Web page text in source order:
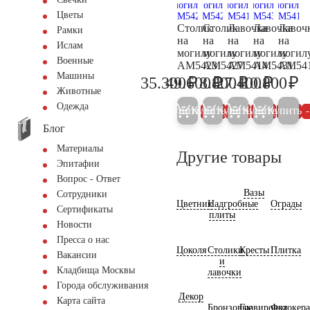
Цветы
Рамки
Ислам
Военные
Машины
Животные
Одежда
Блог
Материалы
Эпитафии
Вопрос - Ответ
Сотрудники
Сертификаты
Новости
Пресса о нас
Вакансии
Кладбища Москвы
Города обслуживания
Карта сайта
Столик
на
могилу
AM5423
37.200
35.300₽
Купить 5%
Столик
на
могилу
AM5427
52.200
49.600₽
Купить 5%
Лавочка
на
могилу
AM5414
9.300
8.800₽
Купить 5%
Лавочка
на
могилу
AM5431
28.800
27.400₽
Купить 5%
на
10.800₽
Купить
Другие товары
ЦветникНадгробные
плиты
Вазы
Ограды
ЦоколяСтолики
и
лавочки
КрестыПлитка
Декор
БронзовыеГравировка